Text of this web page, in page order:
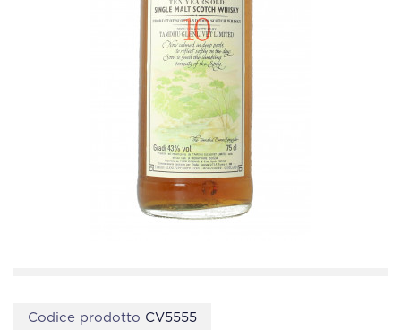
Codice prodotto CV5555